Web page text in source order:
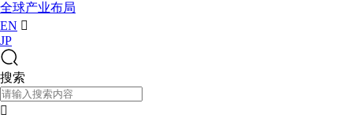
全球产业布局
EN 
JP
搜索
